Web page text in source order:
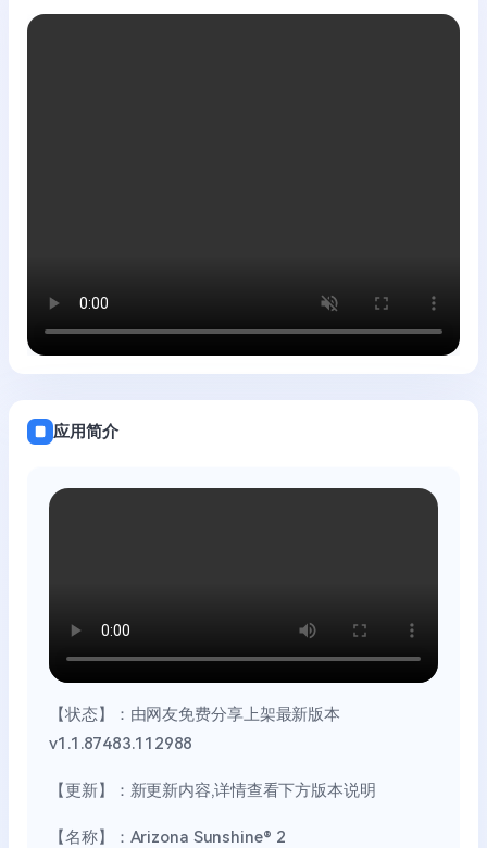
应用简介
【状态】：由网友免费分享上架最新版本
v1.1.87483.112988
【更新】：新更新内容,详情查看下方版本说明
【名称】：Arizona Sunshine® 2